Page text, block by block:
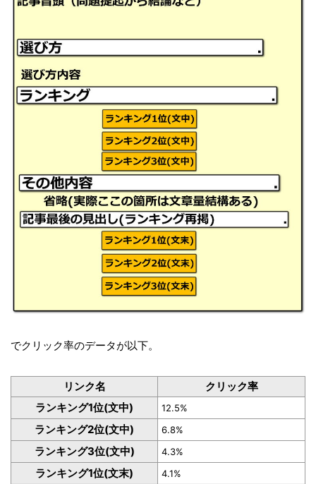
でクリック率のデータが以下。
リンク名
クリック率
ランキング1位(文中)
12.5%
ランキング2位(文中) 6.8%
ランキング3位(文中) 4.3%
ランキング1位(文末) 4.1%